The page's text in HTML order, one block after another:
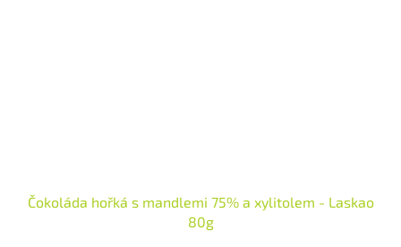
Čokoláda hořká s mandlemi 75% a xylitolem - Laskao
80g